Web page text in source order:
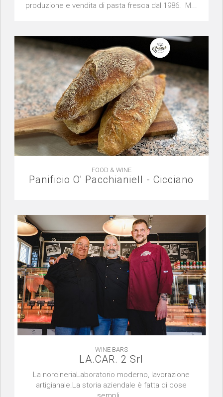
produzione e vendita di pasta fresca dal 1986. M...
FOOD & WINE
Panificio O' Pacchianiell - Cicciano
WINE BARS
LA.CAR. 2 Srl
La norcineriaLaboratorio moderno, lavorazione
artigianale.La storia aziendale è fatta di cose